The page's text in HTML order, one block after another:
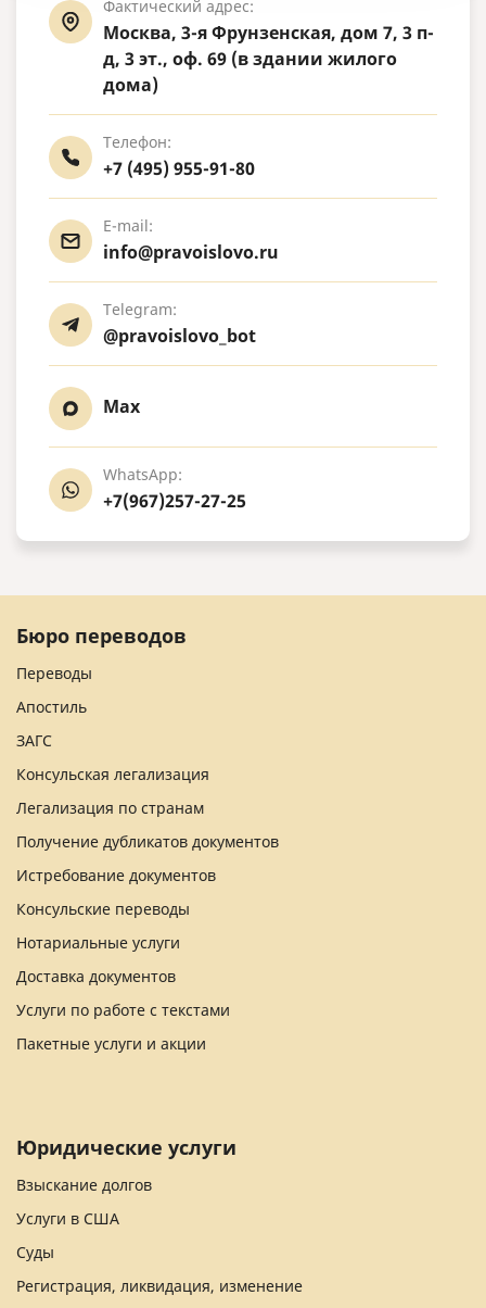
Фактический адрес:
Москва, 3-я Фрунзенская, дом 7, 3 п-
д, 3 эт., оф. 69 (в здании жилого
дома)
Телефон:
+7 (495) 955-91-80
E-mail:
info@pravoislovo.ru
Telegram:
@pravoislovo_bot
Max
WhatsApp:
+7(967)257-27-25
Бюро переводов
Переводы
Апостиль
ЗАГС
Консульская легализация
Легализация по странам
Получение дубликатов документов
Истребование документов
Консульские переводы
Нотариальные услуги
Доставка документов
Услуги по работе с текстами
Пакетные услуги и акции
Юридические услуги
Взыскание долгов
Услуги в США
Суды
Регистрация, ликвидация, изменение